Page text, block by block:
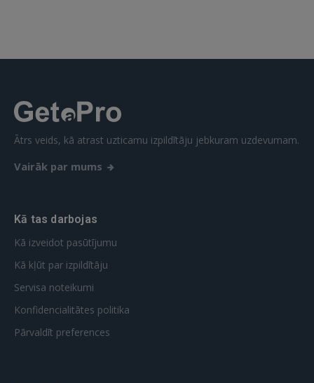
Ātrs veids, kā atrast uzticamu izpildītāju jebkuram uzdevumam.
Vairāk par mums
Kā tas darbojas
Kā izveidot pasūtījumu
Kā kļūt par izpildītāju
Servisa noteikumi
Konfidencialitātes politika
Pārvaldīt preferences